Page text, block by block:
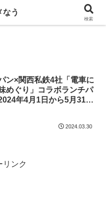
子新発売のグルメニュース。
ン×関西私鉄4社「電車に
めぐり」コラボランチパ
年4月1日から5月31日
2024.03.30
リンク
検索